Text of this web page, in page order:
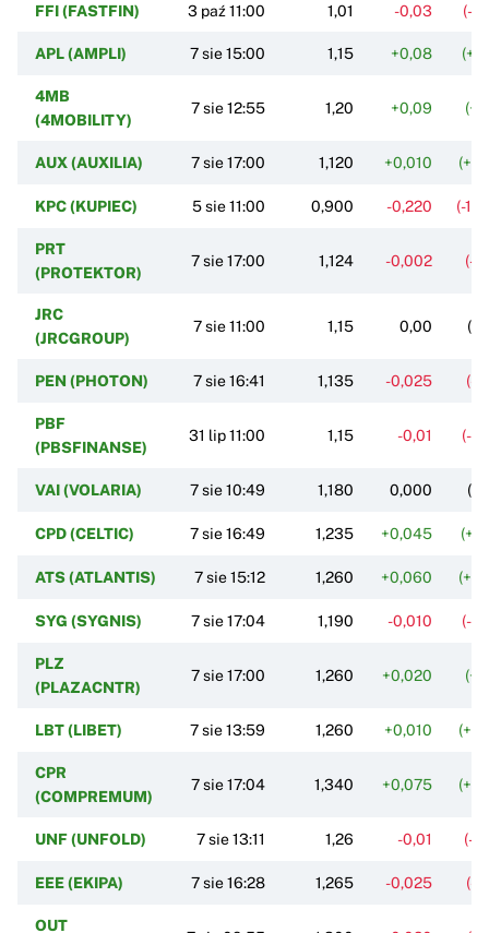
FFI (FASTFIN) 3 paź 11:00 1,01 -0,03 (-
APL (AMPLI) 7 sie 15:00 1,15 +0,08
4MB
(4MOBILITY)
7 sie 12:55 1,20 +0,09
AUX (AUXILIA) 7 sie 17:00 1,120 +0,010
KPC (KUPIEC) 5 sie 11:00 0,900 -0,220 (-
PRT
(PROTEKTOR)
7 sie 17:00 1,124 -0,002 (-
JRC
(JRCGROUP)
7 sie 11:00 1,15 0,00
PEN (PHOTON) 7 sie 16:41 1,135 -0,025 (-
PBF
(PBSFINANSE)
31 lip 11:00 1,15 -0,01 (-
VAI (VOLARIA) 7 sie 10:49 1,180 0,000
CPD (CELTIC) 7 sie 16:49 1,235 +0,045
ATS (ATLANTIS) 7 sie 15:12 1,260 +0,060
SYG (SYGNIS) 7 sie 17:04 1,190 -0,010 (-
PLZ
(PLAZACNTR)
7 sie 17:00 1,260 +0,020
LBT (LIBET) 7 sie 13:59 1,260 +0,010
CPR
(COMPREMUM)
7 sie 17:04 1,340 +0,075
UNF (UNFOLD) 7 sie 13:11 1,26 -0,01 (-
EEE (EKIPA) 7 sie 16:28 1,265 -0,025 (-
OUT